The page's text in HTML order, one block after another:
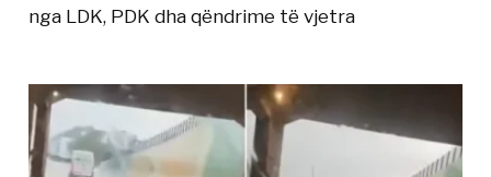
nga LDK, PDK dha qëndrime të vjetra